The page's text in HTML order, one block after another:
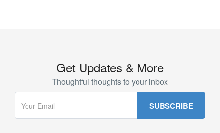
Get Updates & More
Thoughtful thoughts to your inbox